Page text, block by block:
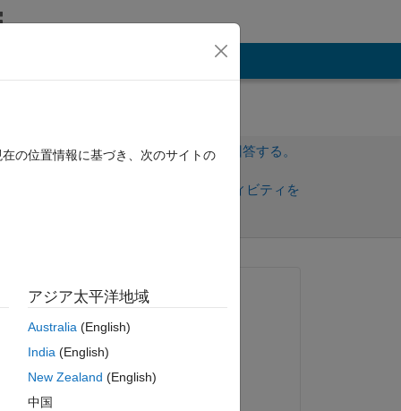
サインインしてこの質問に回答する。
サインインしてアクティビティを
質問済み:
2023 年 12 月 28 日
回答済み:
の位置情報に基づき、次のサイトの
アジア太平洋地域
Australia(English)
India(English)
New Zealand (English)
中国